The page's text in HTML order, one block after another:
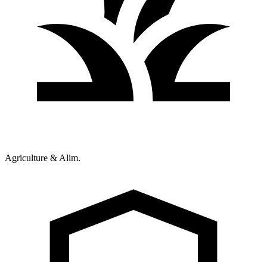
Agriculture & Alim.